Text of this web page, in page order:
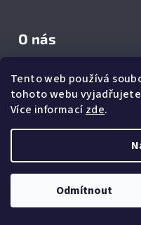
Tento web používá
tohoto webu
Více informacízde.
Odmítnout
O nás
bagry, nakladače,
zároveň provádíme jejich
podvozkové dílya ostatní
Rychlá navigace
Úvodní stránka